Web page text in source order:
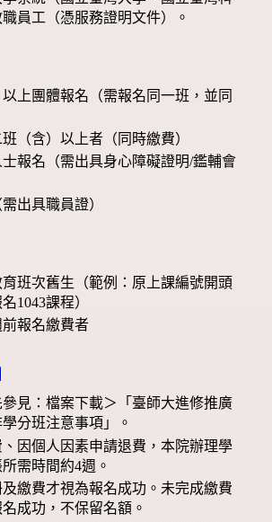
員工（憑服務證明文件）。
上團體報名（需報名同一班，並同
（含）以上者（同時繳費）
報名（需出具身心障礙證明/鑑輔會
出具職員證）
班次舊生（範例：原上課編號開頭
1043課程）
報名繳費者
見：檔案下載＞「臺師大進修推廣
分班注意事項」。
因個人因素申請退費，本院辦理學
需時間約4週。
繳費才視為報名成功。未完成繳費
成功，不保留名額。